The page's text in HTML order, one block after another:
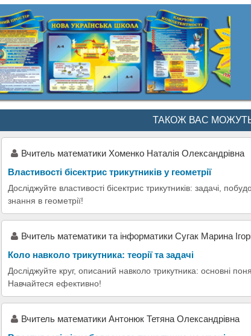
ТАКОЖ ВАС
Вчитель математики Хоменко Наталія Олександрівна
Властивості бісектрис трикутників у геометрії
Досліджуйте властивості бісектрис трикутників: задачі,
знання в геометрії!
Вчитель математики та інформатики Сугак Марина
Коло навколо трикутника: теорії та задачі
Досліджуйте круг, описаний навколо трикутника: основні
Навчайтеся ефективно!
Вчитель математики Антонюк Тетяна Олександрівна